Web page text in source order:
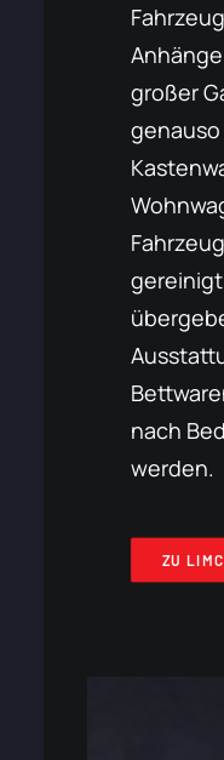
großer
nach
werden.
ZU